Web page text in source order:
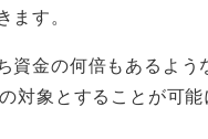
す。
資金の何倍もあるよう
対象とすることが可能